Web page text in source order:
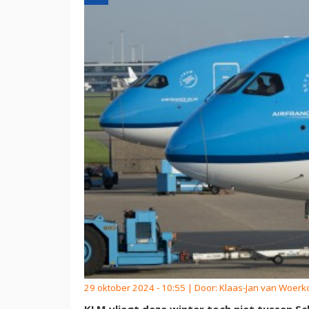
29 oktober 2024 - 10:55 | Door: Klaas-Jan van